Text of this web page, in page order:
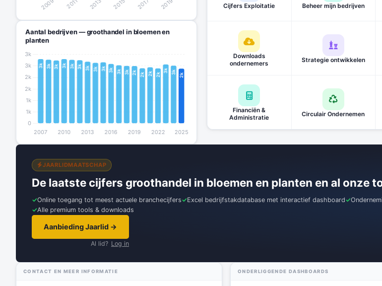
Aantal bedrijven — groothandel in bloemen en
planten
Cijfers Exploitatie Beheer mijn bedrijven
Downloads
ondernemers
Strategie ontwikkelen
Financiën &
Administratie
Circulair Ondernemen
JAARLIDMAATSCHAP
De laatste cijfers groothandel in bloemen en planten en al onze
Online toegang tot meest actuele branchecijfers Excel bedrijfstakdatabase met interactief dashboard
Alle premium tools & downloads
Aanbieding Jaarlid →
Al lid? Log in
CONTACT EN MEER INFORMATIE ONDERLIGGENDE DASHBOARDS